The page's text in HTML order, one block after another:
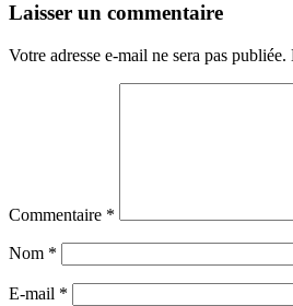
Laisser un commentaire
Votre adresse e-mail ne sera pas publiée.
Commentaire *
Nom *
E-mail *